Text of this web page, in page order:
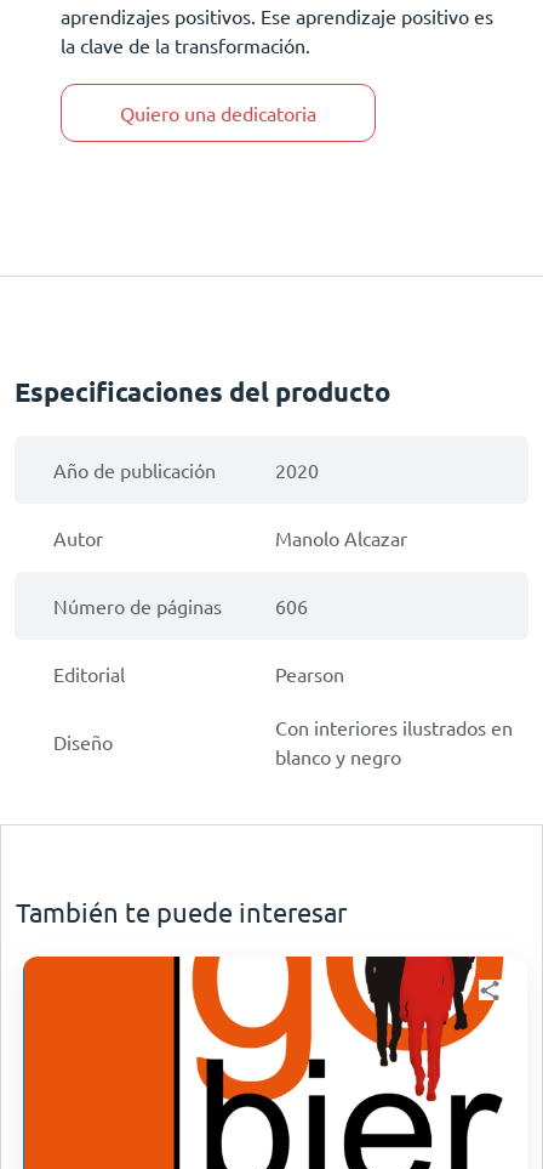
aprendizajes positivos. Ese aprendizaje positivo es
la clave de la transformación.
Quiero una dedicatoria
Especificaciones del producto
Año de publicación 2020
Autor Manolo Alcazar
Número de páginas 606
Editorial Pearson
Diseño
Con interiores ilustrados en
blanco y negro
También te puede interesar